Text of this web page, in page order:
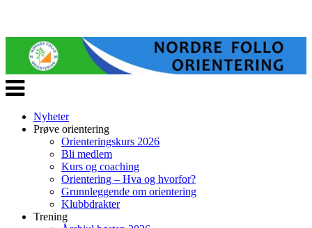
Veksle
navigasjon
Nyheter
Prøve orientering
Orienteringskurs 2026
Bli medlem
Kurs og coaching
Orientering – Hva og hvorfor?
Grunnleggende om orientering
Klubbdrakter
Trening